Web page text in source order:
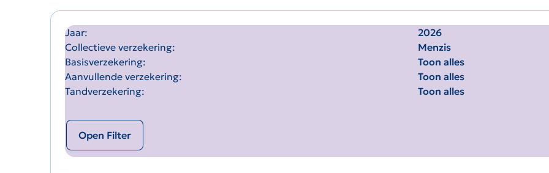
Jaar
2026
Collectieve verzekering
Menzis
Basisverzekering
Toon alles
Aanvullende verzekering
Toon alles
Tandverzekering
Toon alles
Open Filter